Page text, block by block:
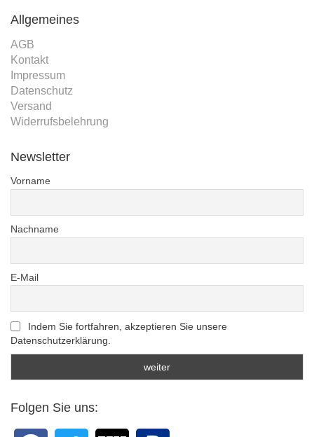
Allgemeines
AGB
Kontakt
Impressum
Datenschutz
Versand
Widerrufsbelehrung
Newsletter
Vorname
Nachname
E-Mail
Indem Sie fortfahren, akzeptieren Sie unsere
Datenschutzerklärung.
Folgen Sie uns: